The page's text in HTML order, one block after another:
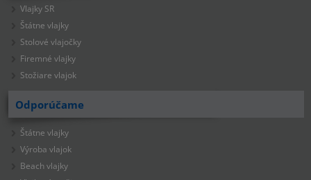
Vlajky SR
Štátne vlajky
Stolové vlajočky
Firemné vlajky
Stožiare vlajok
Odporúčame
Štátne vlajky
Výroba vlajok
Beach vlajky